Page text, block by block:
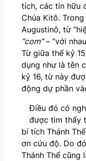
tích, các tín hữu
Chúa Kitô.
Augustinô, từ
“com”– “với
Từ giữa thế kỷ
dụng như là tên
kỷ 16, từ này
động dự phần
Điều đó có
được tìm thấy
bí tích Thánh
ơn cứu độ. Do
Thánh Thể cũng